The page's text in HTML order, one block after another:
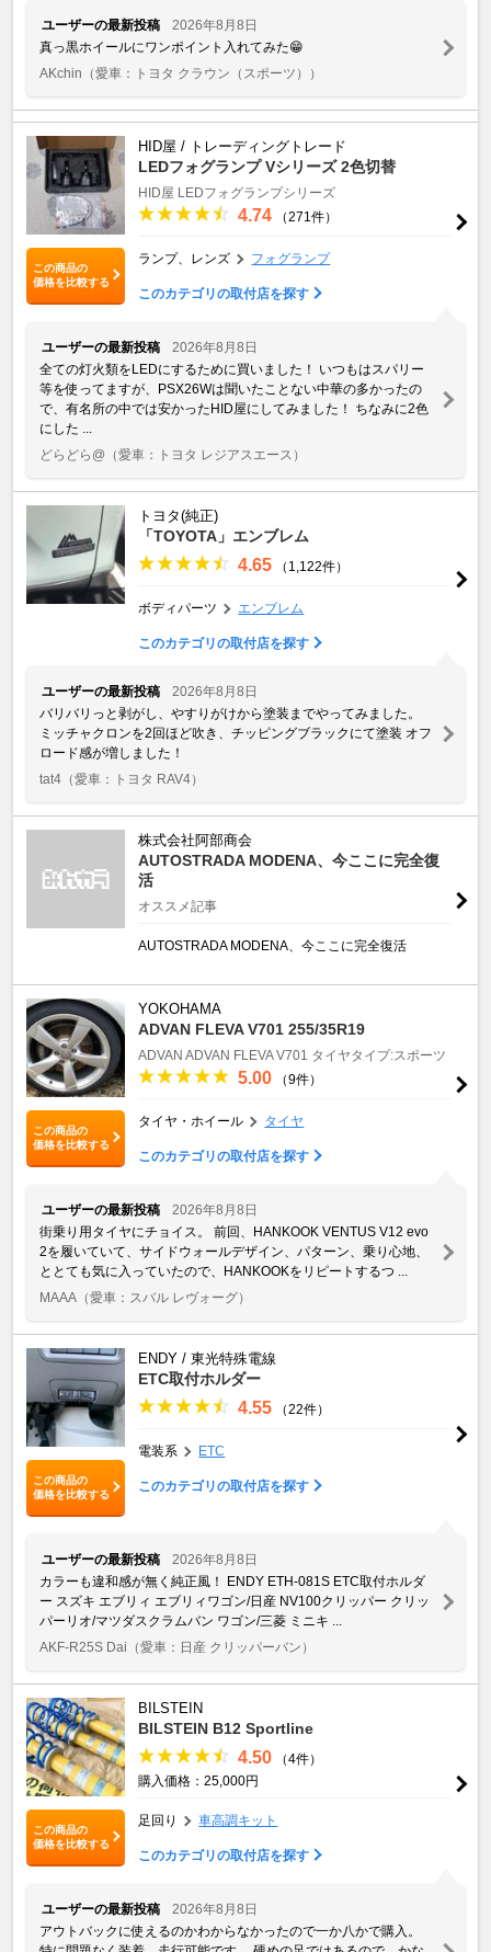
ユーザーの最新投稿
2026年8月8日
真っ黒ホイールにワンポイント入れてみた😁
AKchin （愛車：トヨタ クラウン（スポーツ））
この商品の
価格を比較する
HID屋 / トレーディングトレード
LEDフォグランプ Vシリーズ 2色切替
HID屋 LEDフォグランプシリーズ
4.74 （271件）
ランプ、レンズ フォグランプ
このカテゴリの取付店を探す
ユーザーの最新投稿
2026年8月8日
全ての灯火類をLEDにするために買いました！ いつもはスパリー
等を使ってますが、PSX26Wは聞いたことない中華の多かったの
で、有名所の中では安かったHID屋にしてみました！ ちなみに2色
にした ...
どらどら@ （愛車：トヨタ レジアスエース）
トヨタ(純正)
「TOYOTA」エンブレム
4.65 （1,122件）
ボディパーツ エンブレム
このカテゴリの取付店を探す
ユーザーの最新投稿
2026年8月8日
バリバリっと剥がし、やすりがけから塗装までやってみました。
ミッチャクロンを2回ほど吹き、チッピングブラックにて塗装 オフ
ロード感が増しました！
tat4 （愛車：トヨタ RAV4）
株式会社阿部商会
AUTOSTRADA MODENA、今ここに完全復
活
オススメ記事
AUTOSTRADA MODENA、今ここに完全復活
この商品の
価格を比較する
YOKOHAMA
ADVAN FLEVA V701 255/35R19
ADVAN ADVAN FLEVA V701 タイヤタイプ:スポーツ
5.00 （9件）
タイヤ・ホイール タイヤ
このカテゴリの取付店を探す
ユーザーの最新投稿
2026年8月8日
街乗り用タイヤにチョイス。 前回、HANKOOK VENTUS V12 evo
2を履いていて、サイドウォールデザイン、パターン、乗り心地、
ととても気に入っていたので、HANKOOKをリピートするつ ...
MAAA （愛車：スバル レヴォーグ）
この商品の
価格を比較する
ENDY / 東光特殊電線
ETC取付ホルダー
4.55 （22件）
電装系 ETC
このカテゴリの取付店を探す
ユーザーの最新投稿
2026年8月8日
カラーも違和感が無く純正風！ ENDY ETH-081S ETC取付ホルダ
ー スズキ エブリィ エブリィワゴン/日産 NV100クリッパー クリッ
パーリオ/マツダスクラムバン ワゴン/三菱 ミニキ ...
AKF-R25S Dai （愛車：日産 クリッパーバン）
この商品の
価格を比較する
BILSTEIN
BILSTEIN B12 Sportline
4.50
（4件）
購入価格：25,000円
足回り 車高調キット
このカテゴリの取付店を探す
ユーザーの最新投稿
2026年8月8日
アウトバックに使えるのかわからなかったので一か八かで購入。